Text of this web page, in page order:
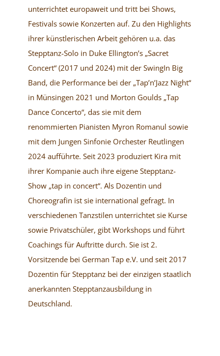
unterrichtet europaweit und tritt bei Shows,
Festivals sowie Konzerten auf. Zu den Highlights
ihrer künstlerischen Arbeit gehören u.a. das
Stepptanz-Solo in Duke Ellington’s „Sacret
Concert“ (2017 und 2024) mit der SwingIn Big
Band, die Performance bei der „Tap’n’Jazz Night“
in Münsingen 2021 und Morton Goulds „Tap
Dance Concerto“, das sie mit dem
renommierten Pianisten Myron Romanul sowie
mit dem Jungen Sinfonie Orchester Reutlingen
2024 aufführte. Seit 2023 produziert Kira mit
ihrer Kompanie auch ihre eigene Stepptanz-
Show „tap in concert“. Als Dozentin und
Choreografin ist sie international gefragt. In
verschiedenen Tanzstilen unterrichtet sie Kurse
sowie Privatschüler, gibt Workshops und führt
Coachings für Auftritte durch. Sie ist 2.
Vorsitzende bei German Tap e.V. und seit 2017
Dozentin für Stepptanz bei der einzigen staatlich
anerkannten Stepptanzausbildung in
Deutschland.